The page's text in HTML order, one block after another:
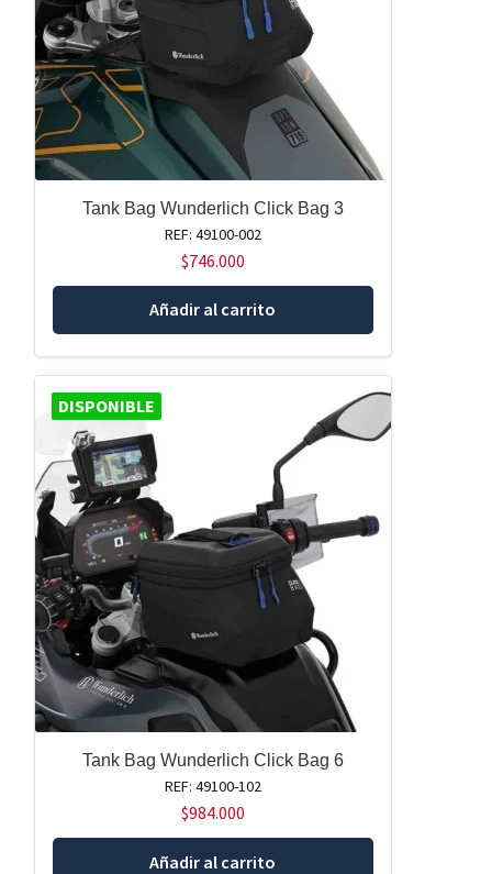
Tank Bag Wunderlich Click Bag 3
REF: 49100-002
$746.000
Añadir al carrito
DISPONIBLE
Tank Bag Wunderlich Click Bag 6
REF: 49100-102
$984.000
Añadir al carrito